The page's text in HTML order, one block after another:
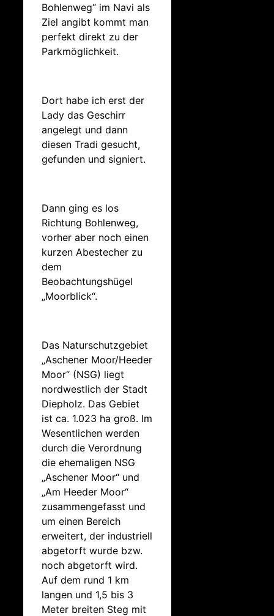
Bohlenweg“ im Navi als
Ziel angibt kommt man
perfekt direkt zu der
Parkmöglichkeit.
Dort habe ich erst der
Lady das Geschirr
angelegt und dann
diesen Tradi gesucht,
gefunden und signiert.
Dann ging es los
Richtung Bohlenweg,
vorher aber noch einen
kurzen Abestecher zu
dem
Beobachtungshügel
„Moorblick“.
Das Naturschutzgebiet
„Aschener Moor/Heeder
Moor“ (NSG) liegt
nordwestlich der Stadt
Diepholz. Das Gebiet
ist ca. 1.023 ha groß. Im
Wesentlichen werden
durch die Verordnung
die ehemaligen NSG
„Aschener Moor“ und
„Am Heeder Moor“
zusammengefasst und
um einen Bereich
erweitert, der industriell
abgetorft wurde bzw.
noch abgetorft wird.
Auf dem rund 1 km
langen und 1,5 bis 3
Meter breiten Steg mit